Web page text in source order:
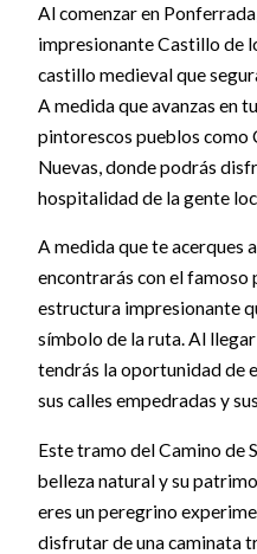
Al comenzar en
impresionante Castillo de
castillo medieval que
A medida que avanzas en
pintorescos pueblos como
Nuevas, donde podrás
hospitalidad de la gente
A medida que te acerques
encontrarás con el famoso
estructura impresionante
símbolo de la ruta. Al
tendrás la oportunidad de
sus calles empedradas y
Este tramo del Camino de
belleza natural y su
eres un peregrino
disfrutar de una caminata